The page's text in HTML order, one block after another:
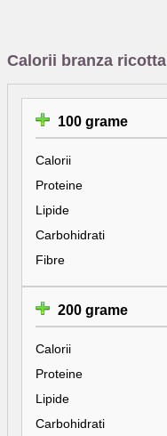
Calorii branza ricotta
100 grame
Calorii
Proteine
Lipide
Carbohidrati
Fibre
200 grame
Calorii
Proteine
Lipide
Carbohidrati